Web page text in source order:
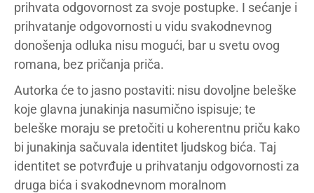
prihvata odgovornost za svoje postupke. I sećanje i
prihvatanje odgovornosti u vidu svakodnevnog
donošenja odluka nisu mogući, bar u svetu ovog
romana, bez pričanja priča.
Autorka će to jasno postaviti: nisu dovoljne beleške
koje glavna junakinja nasumično ispisuje; te
beleške moraju se pretočiti u koherentnu priču kako
bi junakinja sačuvala identitet ljudskog bića. Taj
identitet se potvrđuje u prihvatanju odgovornosti za
druga bića i svakodnevnom moralnom